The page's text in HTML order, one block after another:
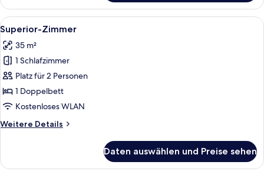
Doppelzimmer,
2 Einzelbetten,
Nichtraucher
(open
bathroom)
Alle
Fotos
für
Superior-
Zimmer
anzeigen
Ein Hotelzimmer mit Bett,
1
Superior-Zimmer
35 m²
1 Schlafzimmer
Platz für 2 Personen
1 Doppelbett
Kostenloses WLAN
Weitere Details
Weitere
Zimmer
Daten auswählen und Preise sehen